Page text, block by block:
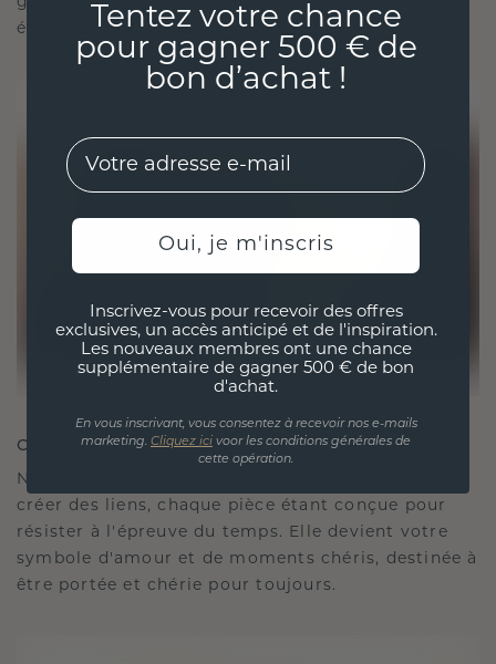
éthiques qu'exquis.
CRÉÉ POUR LA CONNEXION
Notre philosophie en matière de design est de
créer des liens, chaque pièce étant conçue pour
résister à l'épreuve du temps. Elle devient votre
symbole d'amour et de moments chéris, destinée à
être portée et chérie pour toujours.
Tentez votre chance
pour gagner 500 € de
bon d’achat !
EMail
Oui, je m'inscris
Inscrivez-vous pour recevoir des offres
exclusives, un accès anticipé et de l'inspiration.
Les nouveaux membres ont une chance
supplémentaire de gagner 500 € de bon
d'achat.
En vous inscrivant, vous consentez à recevoir nos e-mails
marketing. Cliquez ici voor les conditions générales de
cette opération.